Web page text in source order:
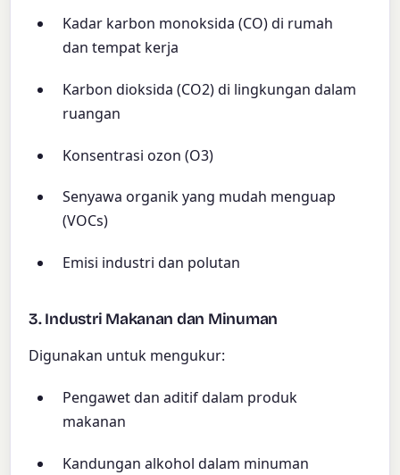
Kadar karbon monoksida (CO) di rumah
dan tempat kerja
Karbon dioksida (CO2) di lingkungan dalam
ruangan
Konsentrasi ozon (O3)
Senyawa organik yang mudah menguap
(VOCs)
Emisi industri dan polutan
3. Industri Makanan dan Minuman
Digunakan untuk mengukur:
Pengawet dan aditif dalam produk
makanan
Kandungan alkohol dalam minuman